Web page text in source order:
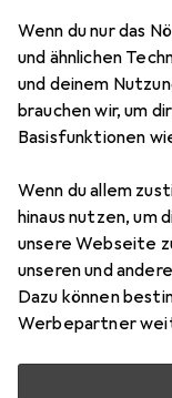
Wenn du nur das
und ähnlichen
und deinem
brauchen wir, um
Basisfunktionen
Wenn du allem
hinaus nutzen, um
unsere Webseite
unseren und
Dazu können
Werbepartner
Zubehör
Universal
inkl.